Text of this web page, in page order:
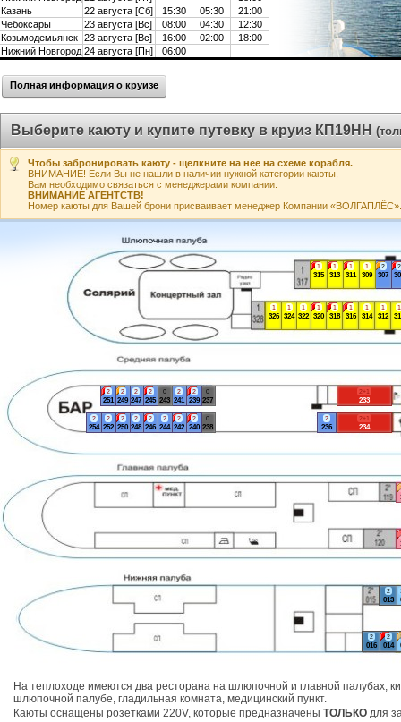
Казань
22 августа [Сб] 15:30 05:30
21:00
Чебоксары
23 августа [Вс] 08:00 04:30
12:30
Козьмодемьянск 23 августа [Вс] 16:00 02:00
18:00
Нижний Новгород 24 августа [Пн] 06:00
Полная информация о круизе
Выберите каюту и купите путевку в круиз КП19НН
Чтобы забронировать каюту - щелкните на нее на схеме корабля.
ВНИМАНИЕ! Если Вы не нашли в наличии нужной категории каюты,
Вам необходимо связаться с менеджерами компании.
ВНИМАНИЕ АГЕНТСТВ!
Номер каюты для Вашей брони присваивает менеджер Компании «ВОЛГАПЛЁС».
2
013
2
014
2
016
2+1
233
2+1
234
2
236
0
237
0
238
2
239
2
240
2
241
2
242
0
243
2
244
2
245
2
246
2
247
2
248
2
249
2
250
2
251
2
252
2
254
2
2
307
1
309
1
1
311
1
312
1
313
1
314
1
315
1
316
1
318
1
320
1
322
1
324
1
326
На теплоходе имеются два ресторана на шлюпочной и главной палубах,
шлюпочной палубе, гладильная комната, медицинский пункт.
Каюты оснащены розетками 220V, которые предназначены ТОЛЬКО для